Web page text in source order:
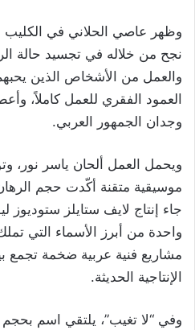
وظهر عاصي الحلاني في الكليب
نجح من خلاله في تجسيد حالة
والعمل من الأشخاص الذين
العمود الفقري للعمل كاملاً،
وجدان الجمهور العربي.
ويحمل العمل ألحان ياسر نور،
موسيقية متقنة أكّدت حجم الرهان
جاء إنتاج لايف ستايلز ستوديوز
واحدة من أبرز الأسماء التي
مشاريع فنية عربية ضخمة تجمع
الإنتاجية الحديثة.
وفي “لا تغيب”، يلتقي اسم